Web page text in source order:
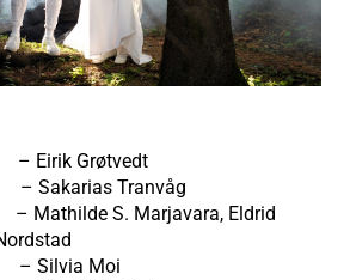
Eirik Grøtvedt
Tranvåg
Mathilde S. Marjavara, Eldrid
Moi